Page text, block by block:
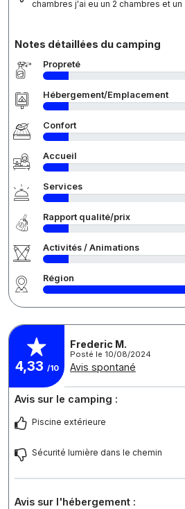
chambres j'ai eu un 2 chambres et un
Notes détaillées du camping
Propreté
Hébergement/Emplacement
Confort
Accueil
Services
Rapport qualité/prix
Activités / Animations
Région
4,33 /10
Frederic M.
Posté le 10/08/2024
Avis spontané
Avis sur le camping :
Piscine extérieure
Sécurité lumière dans le chemin
Avis sur l'hébergement :